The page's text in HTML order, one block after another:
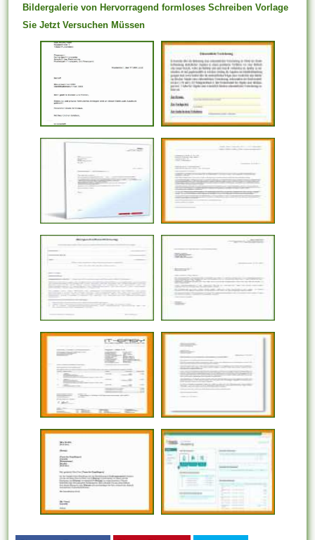
Bildergalerie von Hervorragend formloses Schreiben Vorlage
Sie Jetzt Versuchen Müssen